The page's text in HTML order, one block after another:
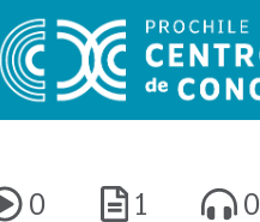
0 1 0